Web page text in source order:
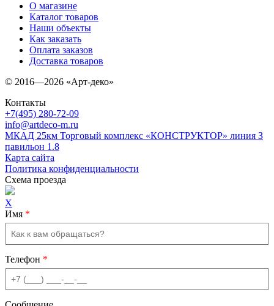
О магазине
Каталог товаров
Наши объекты
Как заказать
Оплата заказов
Доставка товаров
© 2016—2026 «Арт-деко»
Контакты
+7(495) 280-72-09
info@artdeco-m.ru
МКАД 25км Торговый комплекс «КОНСТРУКТОР» линия З
павильон 1.8
Карта сайта
Политика конфиденциальности
Схема проезда
X
Имя *
Телефон *